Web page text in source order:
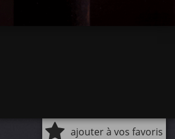
ajouter à vos favoris